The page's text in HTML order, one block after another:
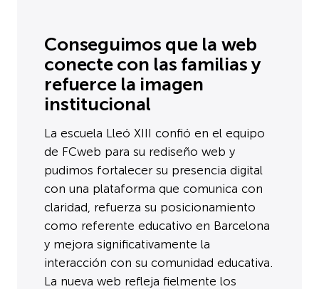
Conseguimos que la web
conecte con las familias y
refuerce la imagen
institucional
La escuela Lleó XIII confió en el equipo
de FCweb para su rediseño web y
pudimos fortalecer su presencia digital
con una plataforma que comunica con
claridad, refuerza su posicionamiento
como referente educativo en Barcelona
y mejora significativamente la
interacción con su comunidad educativa.
La nueva web refleja fielmente los